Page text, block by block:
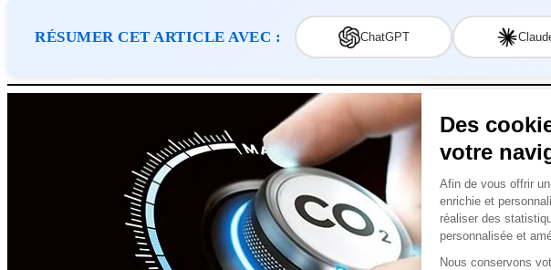
RÉSUMER CET ARTICLE AVEC : ChatGPT